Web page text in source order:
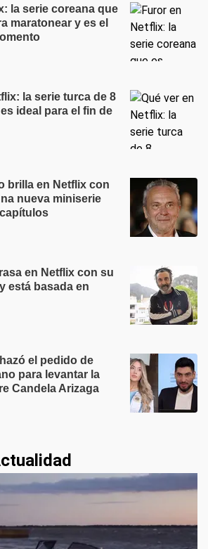
la serie coreana que
maratonear y es el
la serie turca de 8
ideal para el fin de
brilla en Netflix con
nueva miniserie
en Netflix con su
está basada en
el pedido de
para levantar la
Candela Arizaga